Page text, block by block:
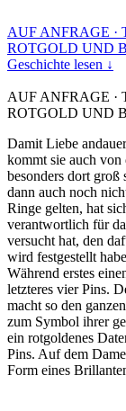
AUF ANFRAGE ·
ROTGOLD UND
Geschichte lesen ↓
AUF ANFRAGE ·
ROTGOLD UND
Damit Liebe
kommt sie auch
besonders dort groß
dann auch noch
Ringe gelten, hat
verantwortlich für
versucht hat, den
wird festgestellt
Während erstes
letzteres vier Pins.
macht so den
zum Symbol ihrer
ein rotgoldenes
Pins. Auf dem
Form eines